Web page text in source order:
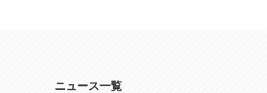
ニュース一覧